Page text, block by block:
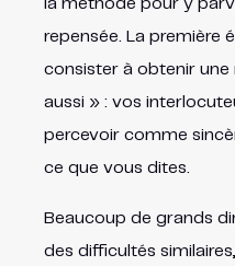
la méthode pour y
repensée. La première
consister à obtenir
aussi » : vos
percevoir comme
ce que vous dites.
Beaucoup de grands
des difficultés